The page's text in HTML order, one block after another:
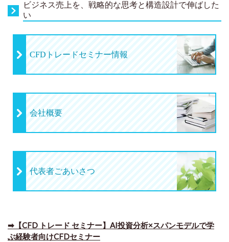
ビジネス売上を、戦略的な思考と構造設計で伸ばした
い
CFDトレードセミナー情報
会社概要
代表者ごあいさつ
➡【CFD トレード セミナー】AI投資分析×スパンモデルで学
ぶ経験者向けCFDセミナー